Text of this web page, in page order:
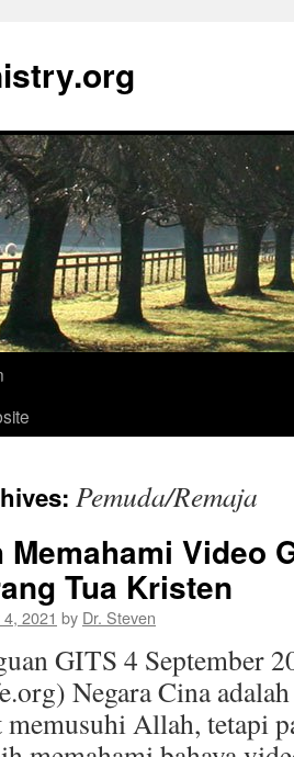
Pemuda/Remaja
Video
Tua Kristen
2021 by Dr. Steven
GITS 4 September
Negara Cina
memusuhi Allah, tetapi